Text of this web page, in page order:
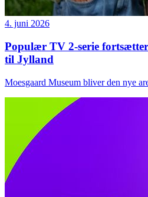
4. juni 2026
Populær TV 2-serie
til Jylland
Moesgaard Museum bliver den nye